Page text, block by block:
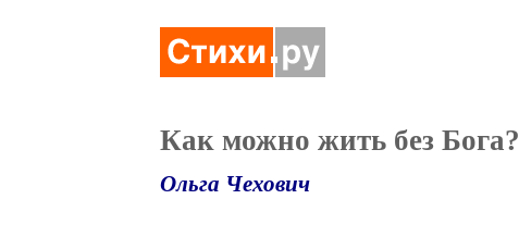
Как можно жить без Бога?
Ольга Чехович